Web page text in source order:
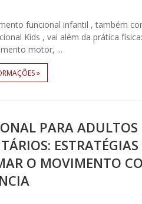
funcional infantil , também
Kids , vai além da prática
motor, ...
»
PARA ADULTOS
O MOVIMENTO